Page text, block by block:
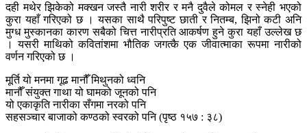
दही मथेर झिकेको मक्खन जस्तै नारी शरीर र मनै दुवैले कोमल र स्नेही भएको
कुरा यहाँ गरिएको छ । यसका साथै परिपुष्ट छाती र नितम्ब, झिनो कटी अनि
मुग्ध मुस्कानका कारण सबैको चित्त नारीप्रति आकर्षण हुने कुरा यहाँ उल्लेख छ
। यसरी माथिको कवितांशमा भौतिक जगत्कै एक जीवात्माका रूपमा नारीको
वर्णन गरिएको छ ।
मूर्ति यो मनमा गूढ मानौँ मिथुनको ध्वनि
मानौँ संयुक्त गाथा यो घामको जूनको पनि
यो एकाकृति नारीका सँगमा नरको पनि
सहसञ्चार बाजाको कण्ठको स्वरको पनि (पृष्ठ १५७ : ३८)